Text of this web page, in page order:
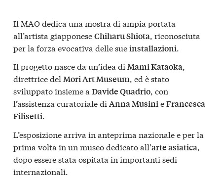
Il MAO dedica una mostra di ampia portata
all’artista giapponeseChiharu Shiota, riconosciuta
per la forza evocativa delle sueinstallazioni.
Il progetto nasce da un’idea di Mami Kataoka,
direttrice del Mori Art Museum, ed è stato
sviluppato insieme a Davide Quadrio, con
l’assistenza curatoriale di Anna MusinieFrancesca
Filisetti.
L’esposizione arriva in anteprima nazionale e per la
prima volta in un museo dedicato all’arte asiatica,
dopo essere stata ospitata in importanti sedi
internazionali.